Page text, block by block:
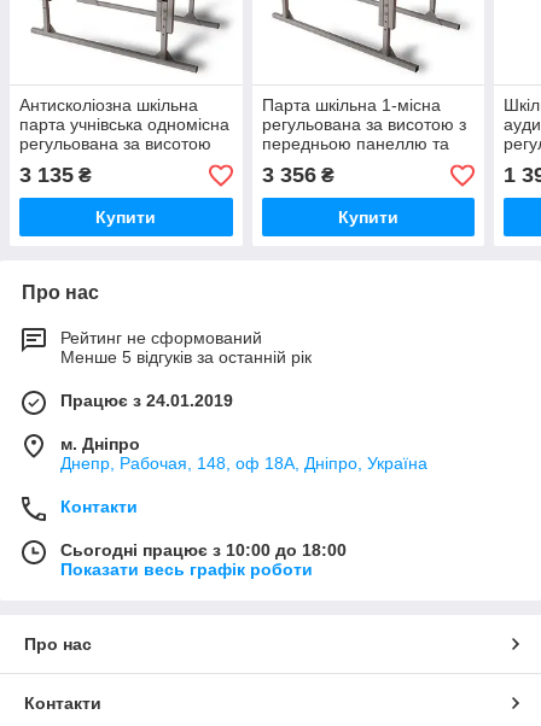
Антисколіозна шкільна
парта учнівська одномісна
регульована за висотою
3 135 ₴
Купити
Парта шкільна 1-місна
регульована за висотою з
передньою панеллю та
полицею
3 356₴
Купити
1
Про нас
Рейтинг не сформований
Менше 5 відгуків за останній рік
Працює з 24.01.2019
м. Дніпро
Днепр, Рабочая, 148, оф 18А, Дніпро, Україна
Контакти
Сьогодні працює з 10:00 до 18:00
Показати весь графік роботи
Про нас
Контакти